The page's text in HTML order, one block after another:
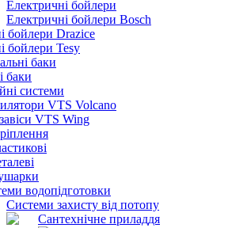
Електричні бойлери
Електричні бойлери Bosch
бойлери Drazice
бойлери Tesy
баки
баки
системи
VTS Volcano
VTS Wing
водопідготовки
Системи захисту від потопу
Сантехнічне приладдя